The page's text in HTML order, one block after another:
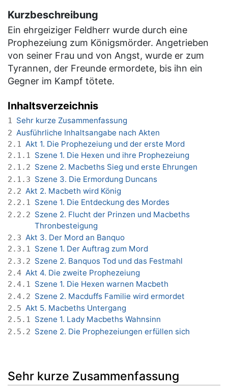
Kurzbeschreibung
Ein ehrgeiziger Feldherr wurde durch eine
Prophezeiung zum Königsmörder. Angetrieben
von seiner Frau und von Angst, wurde er zum
Tyrannen, der Freunde ermordete, bis ihn ein
Gegner im Kampf tötete.
Inhaltsverzeichnis
1 Sehr kurze Zusammenfassung
2 Ausführliche Inhaltsangabe nach Akten
2.1 Akt 1. Die Prophezeiung und der erste Mord
2.1.1 Szene 1. Die Hexen und ihre Prophezeiung
2.1.2 Szene 2. Macbeths Sieg und erste Ehrungen
2.1.3 Szene 3. Die Ermordung Duncans
2.2 Akt 2. Macbeth wird König
2.2.1 Szene 1. Die Entdeckung des Mordes
2.2.2 Szene 2. Flucht der Prinzen und Macbeths
Thronbesteigung
2.3 Akt 3. Der Mord an Banquo
2.3.1 Szene 1. Der Auftrag zum Mord
2.3.2 Szene 2. Banquos Tod und das Festmahl
2.4 Akt 4. Die zweite Prophezeiung
2.4.1 Szene 1. Die Hexen warnen Macbeth
2.4.2 Szene 2. Macduffs Familie wird ermordet
2.5 Akt 5. Macbeths Untergang
2.5.1 Szene 1. Lady Macbeths Wahnsinn
2.5.2 Szene 2. Die Prophezeiungen erfüllen sich
Sehr kurze Zusammenfassung